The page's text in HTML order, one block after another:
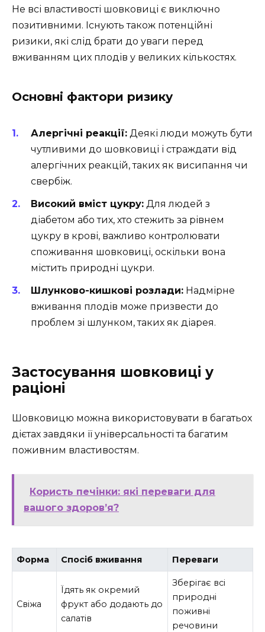
Не всі властивості шовковиці є виключно
позитивними. Існують також потенційні
ризики, які слід брати до уваги перед
вживанням цих плодів у великих кількостях.
Основні фактори ризику
Алергічні реакції: Деякі люди можуть бути
чутливими до шовковиці і страждати від
алергічних реакцій, таких як висипання чи
свербіж.
Високий вміст цукру: Для людей з
діабетом або тих, хто стежить за рівнем
цукру в крові, важливо контролювати
споживання шовковиці, оскільки вона
містить природні цукри.
Шлунково-кишкові розлади: Надмірне
вживання плодів може призвести до
проблем зі шлунком, таких як діарея.
Застосування шовковиці у
раціоні
Шовковицю можна використовувати в багатьох
дієтах завдяки її універсальності та багатим
поживним властивостям.
Користь печінки: які переваги для
вашого здоров’я?
Форма Спосіб вживання Переваги
Свіжа
Їдять як окремий
фрукт або додають до
салатів
Зберігає всі
природні
поживні
речовини